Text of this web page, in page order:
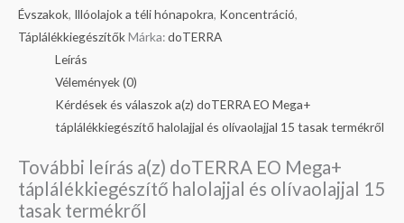
Évszakok, Illóolajok a téli hónapokra, Koncentráció,
TáplálékkiegészítőkMárka:doTERRA
Leírás
Vélemények (0)
Kérdések és válaszok a(z) doTERRA EO Mega+
táplálékkiegészítő halolajjal és olívaolajjal 15 tasak termékről
További leírás a(z) doTERRA EO Mega+
táplálékkiegészítő halolajjal és olívaolajjal 15
tasak termékről